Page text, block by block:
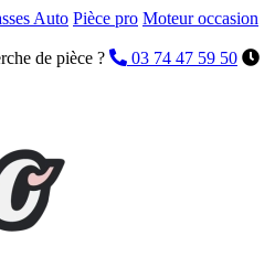
Auto Pièce pro Moteur occasion
de pièce ?
03 74 47 59 50